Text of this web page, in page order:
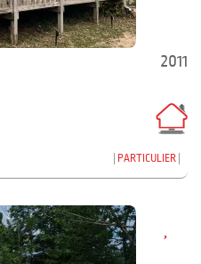
2011
PARTICULIER